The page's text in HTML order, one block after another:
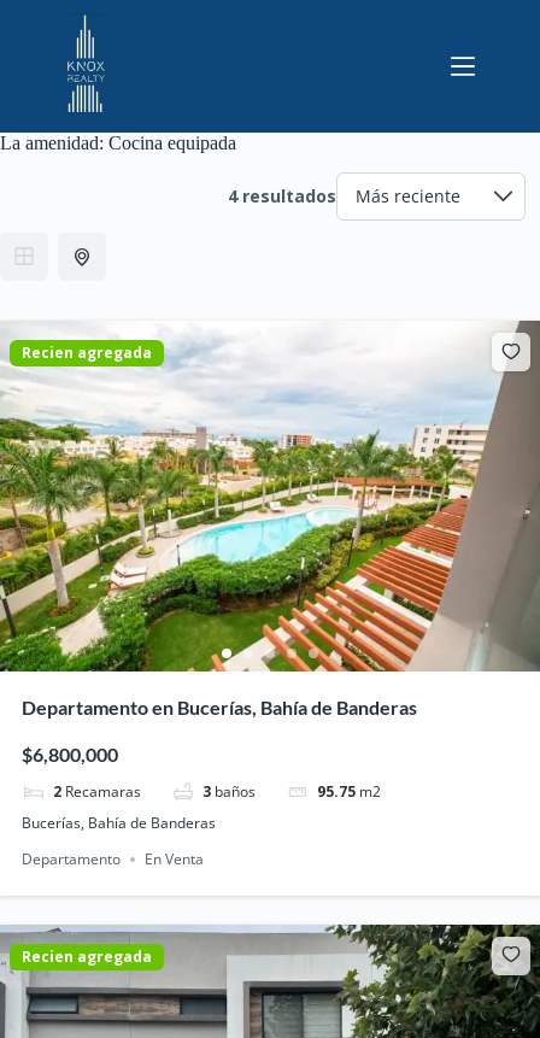
La amenidad: Cocina equipada
4 resultados
Recien agregada
Departamento en Bucerías, Bahía de Banderas
$6,800,000
2 Recamaras 3 baños 95.75 m2
Bucerías, Bahía de Banderas
Departamento
En Venta
Recien agregada